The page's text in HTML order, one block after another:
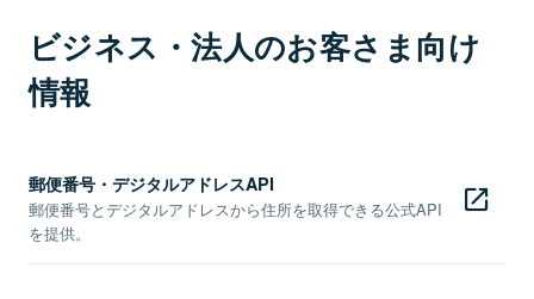
ビジネス・法人のお客さま向け
情報
郵便番号・デジタルアドレスAPI
郵便番号とデジタルアドレスから住所を取得できる公式API
を提供。